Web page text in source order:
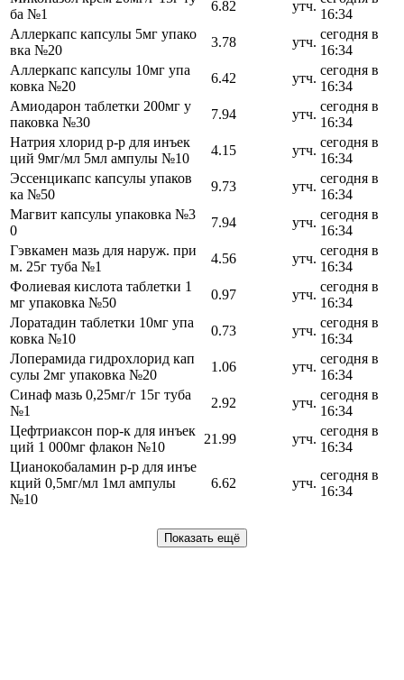
ба №1
6.82 утч.
16:34
Аллеркапс капсулы 5мг упако
вка №20
3.78 утч.
сегодня в
16:34
Аллеркапс капсулы 10мг упа
ковка №20
6.42 утч.
сегодня в
16:34
Амиодарон таблетки 200мг у
паковка №30
7.94 утч.
сегодня в
16:34
Натрия хлорид р-р для инъек
ций 9мг/мл 5мл ампулы №10
4.15 утч.
сегодня в
16:34
Эссенцикапс капсулы упаков
ка №50
9.73 утч.
сегодня в
16:34
Магвит капсулы упаковка №3
0
7.94 утч.
сегодня в
16:34
Гэвкамен мазь для наруж. при
м. 25г туба №1
4.56 утч.
сегодня в
16:34
Фолиевая кислота таблетки 1
мг упаковка №50
0.97 утч.
сегодня в
16:34
Лоратадин таблетки 10мг упа
ковка №10
0.73 утч.
сегодня в
16:34
Лоперамида гидрохлорид кап
сулы 2мг упаковка №20
1.06 утч.
сегодня в
16:34
Синаф мазь 0,25мг/г 15г туба
№1
2.92 утч.
сегодня в
16:34
Цефтриаксон пор-к для инъек
ций 1 000мг флакон №10
21.99 утч.
сегодня в
16:34
Цианокобаламин р-р для инъе
кций 0,5мг/мл 1мл ампулы
№10
6.62 утч.
сегодня в
16:34
Показать ещё